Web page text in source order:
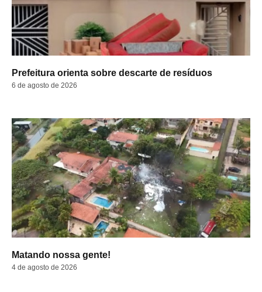
Prefeitura orienta sobre descarte de resíduos
6 de agosto de 2026
Matando nossa gente!
4 de agosto de 2026